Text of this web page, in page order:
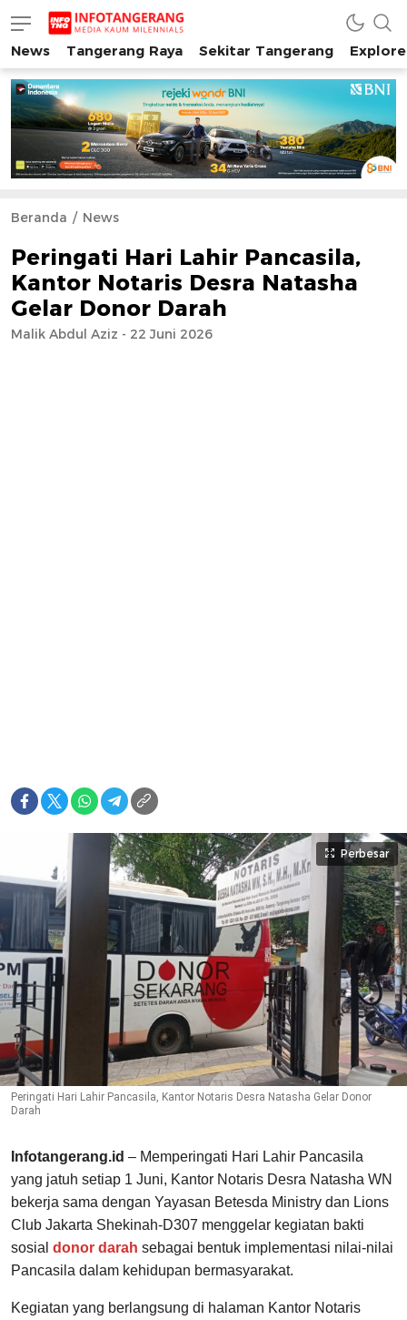
INFO TANGERANG
Media Kaum Millenials Tangerang Raya
News Tangerang Raya Sekitar Tangerang
Beranda News
Peringati Hari Lahir Pancasila,
Kantor Notaris Desra Natasha
Gelar Donor Darah
Malik Abdul Aziz - 22 Juni 2026
Perbesar
Peringati Hari Lahir Pancasila, Kantor Notaris Desra Natasha Gelar Donor
Darah
Infotangerang.id – Memperingati Hari Lahir Pancasila
yang jatuh setiap 1 Juni, Kantor Notaris Desra Natasha WN
bekerja sama dengan Yayasan Betesda Ministry dan Lions
Club Jakarta Shekinah-D307 menggelar kegiatan bakti
sosial donor darah sebagai bentuk implementasi nilai-nilai
Pancasila dalam kehidupan bermasyarakat.
Kegiatan yang berlangsung di halaman Kantor Notaris